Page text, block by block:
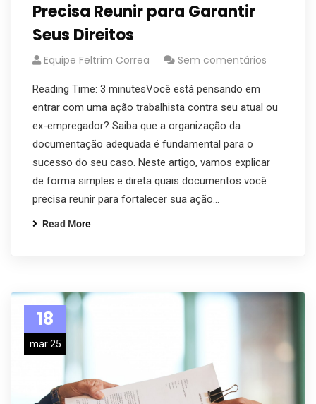
Precisa Reunir para Garantir
Seus Direitos
Equipe Feltrim Correa Sem comentários
Reading Time: 3 minutesVocê está pensando em
entrar com uma ação trabalhista contra seu atual ou
ex-empregador? Saiba que a organização da
documentação adequada é fundamental para o
sucesso do seu caso. Neste artigo, vamos explicar
de forma simples e direta quais documentos você
precisa reunir para fortalecer sua ação…
Read More
18
mar 25